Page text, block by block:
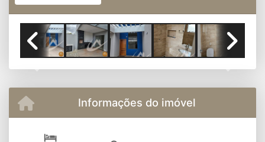
Informações do imóvel